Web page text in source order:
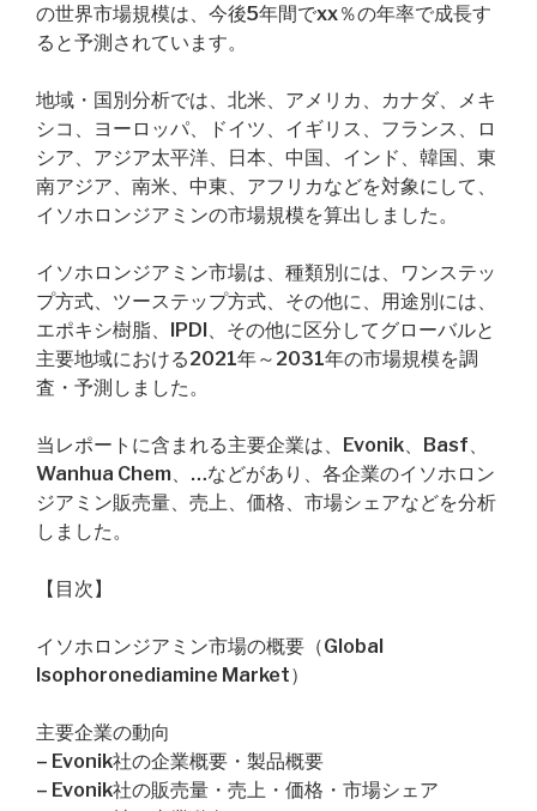
の世界市場規模は、今後5年間でxx％の年率で成長す
ると予測されています。
地域・国別分析では、北米、アメリカ、カナダ、メキ
シコ、ヨーロッパ、ドイツ、イギリス、フランス、ロ
シア、アジア太平洋、日本、中国、インド、韓国、東
南アジア、南米、中東、アフリカなどを対象にして、
イソホロンジアミンの市場規模を算出しました。
イソホロンジアミン市場は、種類別には、ワンステッ
プ方式、ツーステップ方式、その他に、用途別には、
エポキシ樹脂、IPDI、その他に区分してグローバルと
主要地域における2021年～2031年の市場規模を調
査・予測しました。
当レポートに含まれる主要企業は、Evonik、Basf、
Wanhua Chem、…などがあり、各企業のイソホロン
ジアミン販売量、売上、価格、市場シェアなどを分析
しました。
【目次】
イソホロンジアミン市場の概要（Global
Isophoronediamine Market）
主要企業の動向
– Evonik社の企業概要・製品概要
– Evonik社の販売量・売上・価格・市場シェア